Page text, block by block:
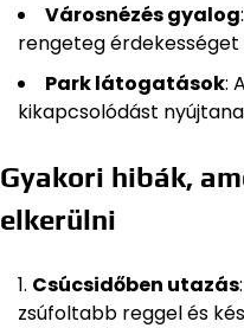
Városnézés gyalog
rengeteg
Park látogatások:
kikapcsolódást
Gyakori hibák,
elkerülni
Csúcsidőben utazás
zsúfoltabb reggel és